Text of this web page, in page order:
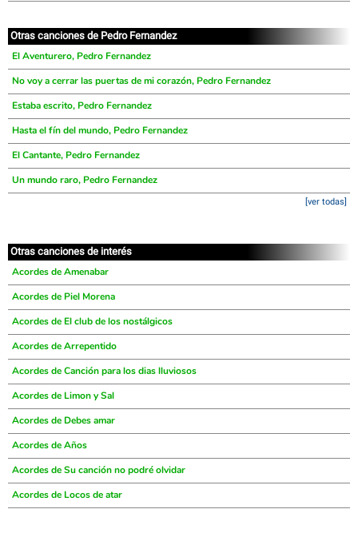
Otras canciones de Pedro Fernandez
El Aventurero, Pedro Fernandez
No voy a cerrar las puertas de mi corazón, Pedro Fernandez
Estaba escrito, Pedro Fernandez
Hasta el fín del mundo, Pedro Fernandez
El Cantante, Pedro Fernandez
Un mundo raro, Pedro Fernandez
[ver todas]
Otras canciones de interés
Acordes de Amenabar
Acordes de Piel Morena
Acordes de El club de los nostálgicos
Acordes de Arrepentido
Acordes de Canción para los dias lluviosos
Acordes de Limon y Sal
Acordes de Debes amar
Acordes de Años
Acordes de Su canción no podré olvidar
Acordes de Locos de atar